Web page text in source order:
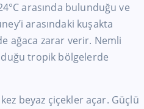
arasında bulunduğu ve
arasındaki kuşakta
ağaca zarar verir. Nemli
tropik bölgelerde
beyaz çiçekler açar. Güçlü